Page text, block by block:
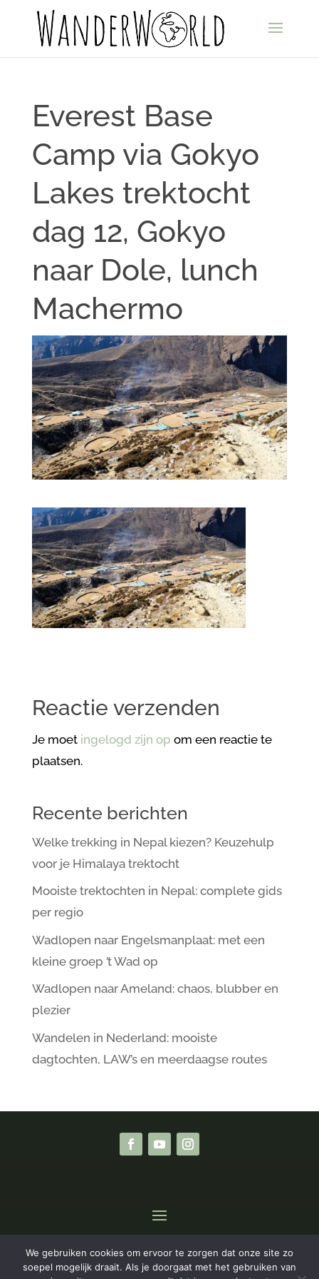
Everest Base
Camp via Gokyo
Lakes trektocht
dag 12, Gokyo
naar Dole, lunch
Machermo
Reactie verzenden
Je moet ingelogd zijn op om een reactie te
plaatsen.
Recente berichten
Welke trekking in Nepal kiezen? Keuzehulp
voor je Himalaya trektocht
Mooiste trektochten in Nepal: complete gids
per regio
Wadlopen naar Engelsmanplaat: met een
kleine groep ’t Wad op
Wadlopen naar Ameland: chaos, blubber en
plezier
Wandelen in Nederland: mooiste
dagtochten, LAW’s en meerdaagse routes
Privacyverklaring |Algemene Voorwaarden
We gebruiken cookies om ervoor te zorgen dat onze site zo
soepel mogelijk draait. Als je doorgaat met het gebruiken van